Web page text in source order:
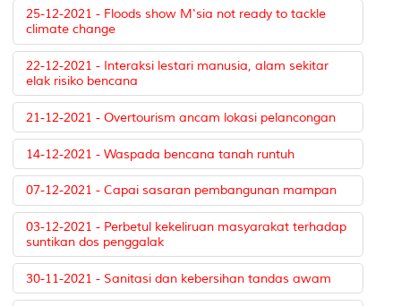
25-12-2021 - Floods show M'sia not ready to tackle
climate change
22-12-2021 - Interaksi lestari manusia, alam sekitar
elak risiko bencana
21-12-2021 - Overtourism ancam lokasi pelancongan
14-12-2021 - Waspada bencana tanah runtuh
07-12-2021 - Capai sasaran pembangunan mampan
03-12-2021 - Perbetul kekeliruan masyarakat terhadap
suntikan dos penggalak
30-11-2021 - Sanitasi dan kebersihan tandas awam